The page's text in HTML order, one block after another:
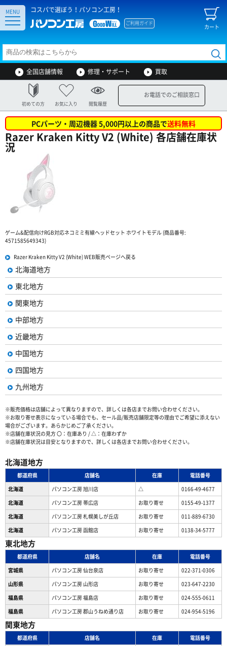
コスパで選ぼう！パソコン工房！
カート
ご利用ガイド
MENU
全国店舗情報 修理・サポート 買取
初めての方 お気に入り 閲覧履歴
お電話でのご相談窓口
PCパーツ・周辺機器 5,000円以上の商品で送料無料
Razer Kraken Kitty V2 (White) 各店舗在庫状
況
ゲーム&配信向けRGB対応ネコミミ有線ヘッドセット ホワイトモデル (商品番号:
4571585649343)
Razer Kraken Kitty V2 (White) WEB販売ページへ戻る
北海道地方
東北地方
関東地方
中部地方
近畿地方
中国地方
四国地方
九州地方
※販売価格は店舗によって異なりますので、詳しくは各店までお問い合わせください。
※お取り寄せ表示になっている場合でも、セール品/販売店舗限定等の理由でご希望に添えない
場合がございます。あらかじめご了承ください。
※店舗在庫状況の見方 〇：在庫あり / △：在庫わずか
※店舗在庫状況は目安となりますので、詳しくは各店までお問い合わせください。
北海道地方
都道府県 店舗名 在庫
電話番号
北海道
パソコン工房 旭川店 △
0166-49-4677
北海道
パソコン工房 帯広店 お取り寄せ
0155-49-1377
北海道
パソコン⼯房 札幌美しが丘店 お取り寄せ
011-889-6730
北海道
パソコン工房 函館店 お取り寄せ 0138-34-5777
東北地方
都道府県 店舗名 在庫
電話番号
宮城県
パソコン工房 仙台泉店 お取り寄せ
022-371-0306
山形県
パソコン工房 山形店 お取り寄せ
023-647-2230
福島県
パソコン工房 福島店 お取り寄せ
024-555-0611
福島県
パソコン工房 郡山うねめ通り店 お取り寄せ 024-954-5196
関東地方
都道府県 店舗名 在庫
電話番号